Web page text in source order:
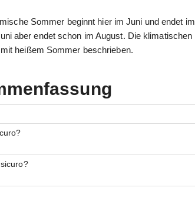
Sommer beginnt hier im Juni und endet im
aber endet schon im August. Die klimatischen
heißem Sommer beschrieben.